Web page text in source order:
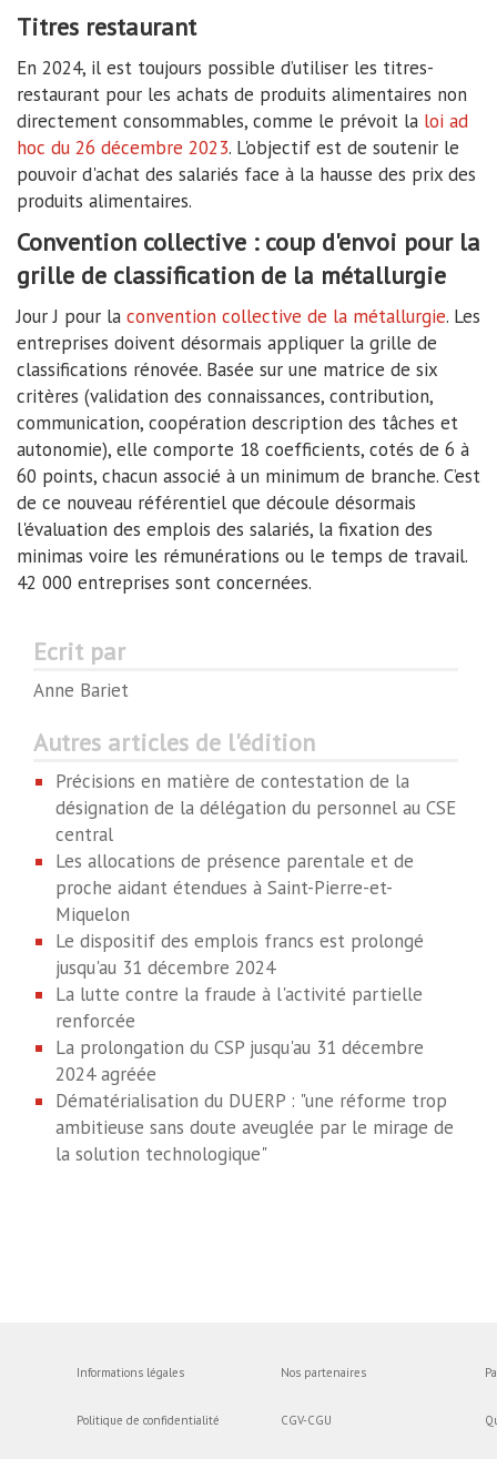
Titres restaurant
En 2024, il est toujours possible d’utiliser les titres-
restaurant pour les achats de produits alimentaires non
directement consommables, comme le prévoit la loi ad
hoc du 26 décembre 2023. L'objectif est de soutenir le
pouvoir d'achat des salariés face à la hausse des prix des
produits alimentaires.
Convention collective : coup d'envoi pour la
grille de classification de la métallurgie
Jour J pour la convention collective de la métallurgie. Les
entreprises doivent désormais appliquer la grille de
classifications rénovée. Basée sur une matrice de six
critères (validation des connaissances, contribution,
communication, coopération description des tâches et
autonomie), elle comporte 18 coefficients, cotés de 6 à
60 points, chacun associé à un minimum de branche. C’est
de ce nouveau référentiel que découle désormais
l'évaluation des emplois des salariés, la fixation des
minimas voire les rémunérations ou le temps de travail.
42 000 entreprises sont concernées.
Ecrit par
Anne Bariet
Autres articles de l'édition
Précisions en matière de contestation de la
désignation de la délégation du personnel au CSE
central
Les allocations de présence parentale et de
proche aidant étendues à Saint-Pierre-et-
Miquelon
Le dispositif des emplois francs est prolongé
jusqu'au 31 décembre 2024
La lutte contre la fraude à l'activité partielle
renforcée
La prolongation du CSP jusqu'au 31 décembre
2024 agréée
Dématérialisation du DUERP : "une réforme trop
ambitieuse sans doute aveuglée par le mirage de
la solution technologique"
Informations légales
Politique de confidentialité
Nos partenaires
CGV-CGU